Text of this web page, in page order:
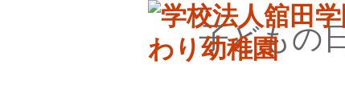
子どもの